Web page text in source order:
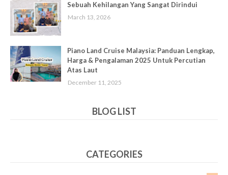
Sebuah Kehilangan Yang Sangat Dirindui
March 13, 2026
Piano Land Cruise Malaysia: Panduan Lengkap,
Harga & Pengalaman 2025 Untuk Percutian
Atas Laut
December 11, 2025
BLOG LIST
CATEGORIES